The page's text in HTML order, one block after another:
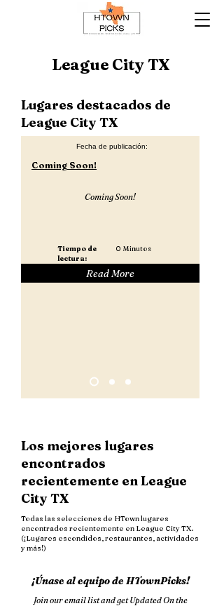
League City TX
Lugares destacados de
League City TX
Fecha de publicación:
Coming Soon!
Coming Soon!
Tiempo de
lectura:
0 Minutos
Read More
Los mejores lugares
encontrados
recientemente en League
City TX
Todas las selecciones de HTown lugares
encontrados recientemente en League City TX.
(¡Lugares escondidos, restaurantes, actividades
y más!)
¡Únase al equipo de HTownPicks!
Join our email list and get Updated On the